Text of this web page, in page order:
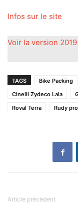
Infos sur le site
Voir la version
TAGS Bike Packing
Cinelli Zydeco Lala
Roval Terra
Rudy
Article précédent